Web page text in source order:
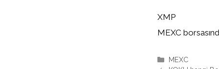
XMP
MEXC
Kategoriler
MEXC